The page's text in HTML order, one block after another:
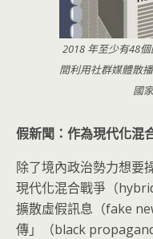
2018 年至少有48
間利用社群媒體散
國
假新聞：作為現代化混
除了境內政治勢力想要
現代化混合戰爭（
擴散虛假訊息（fake
傳」（black